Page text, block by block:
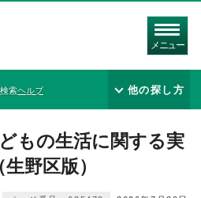
メニュー
検索ヘルプ 他の探し方
もの生活に関する実
野区版）